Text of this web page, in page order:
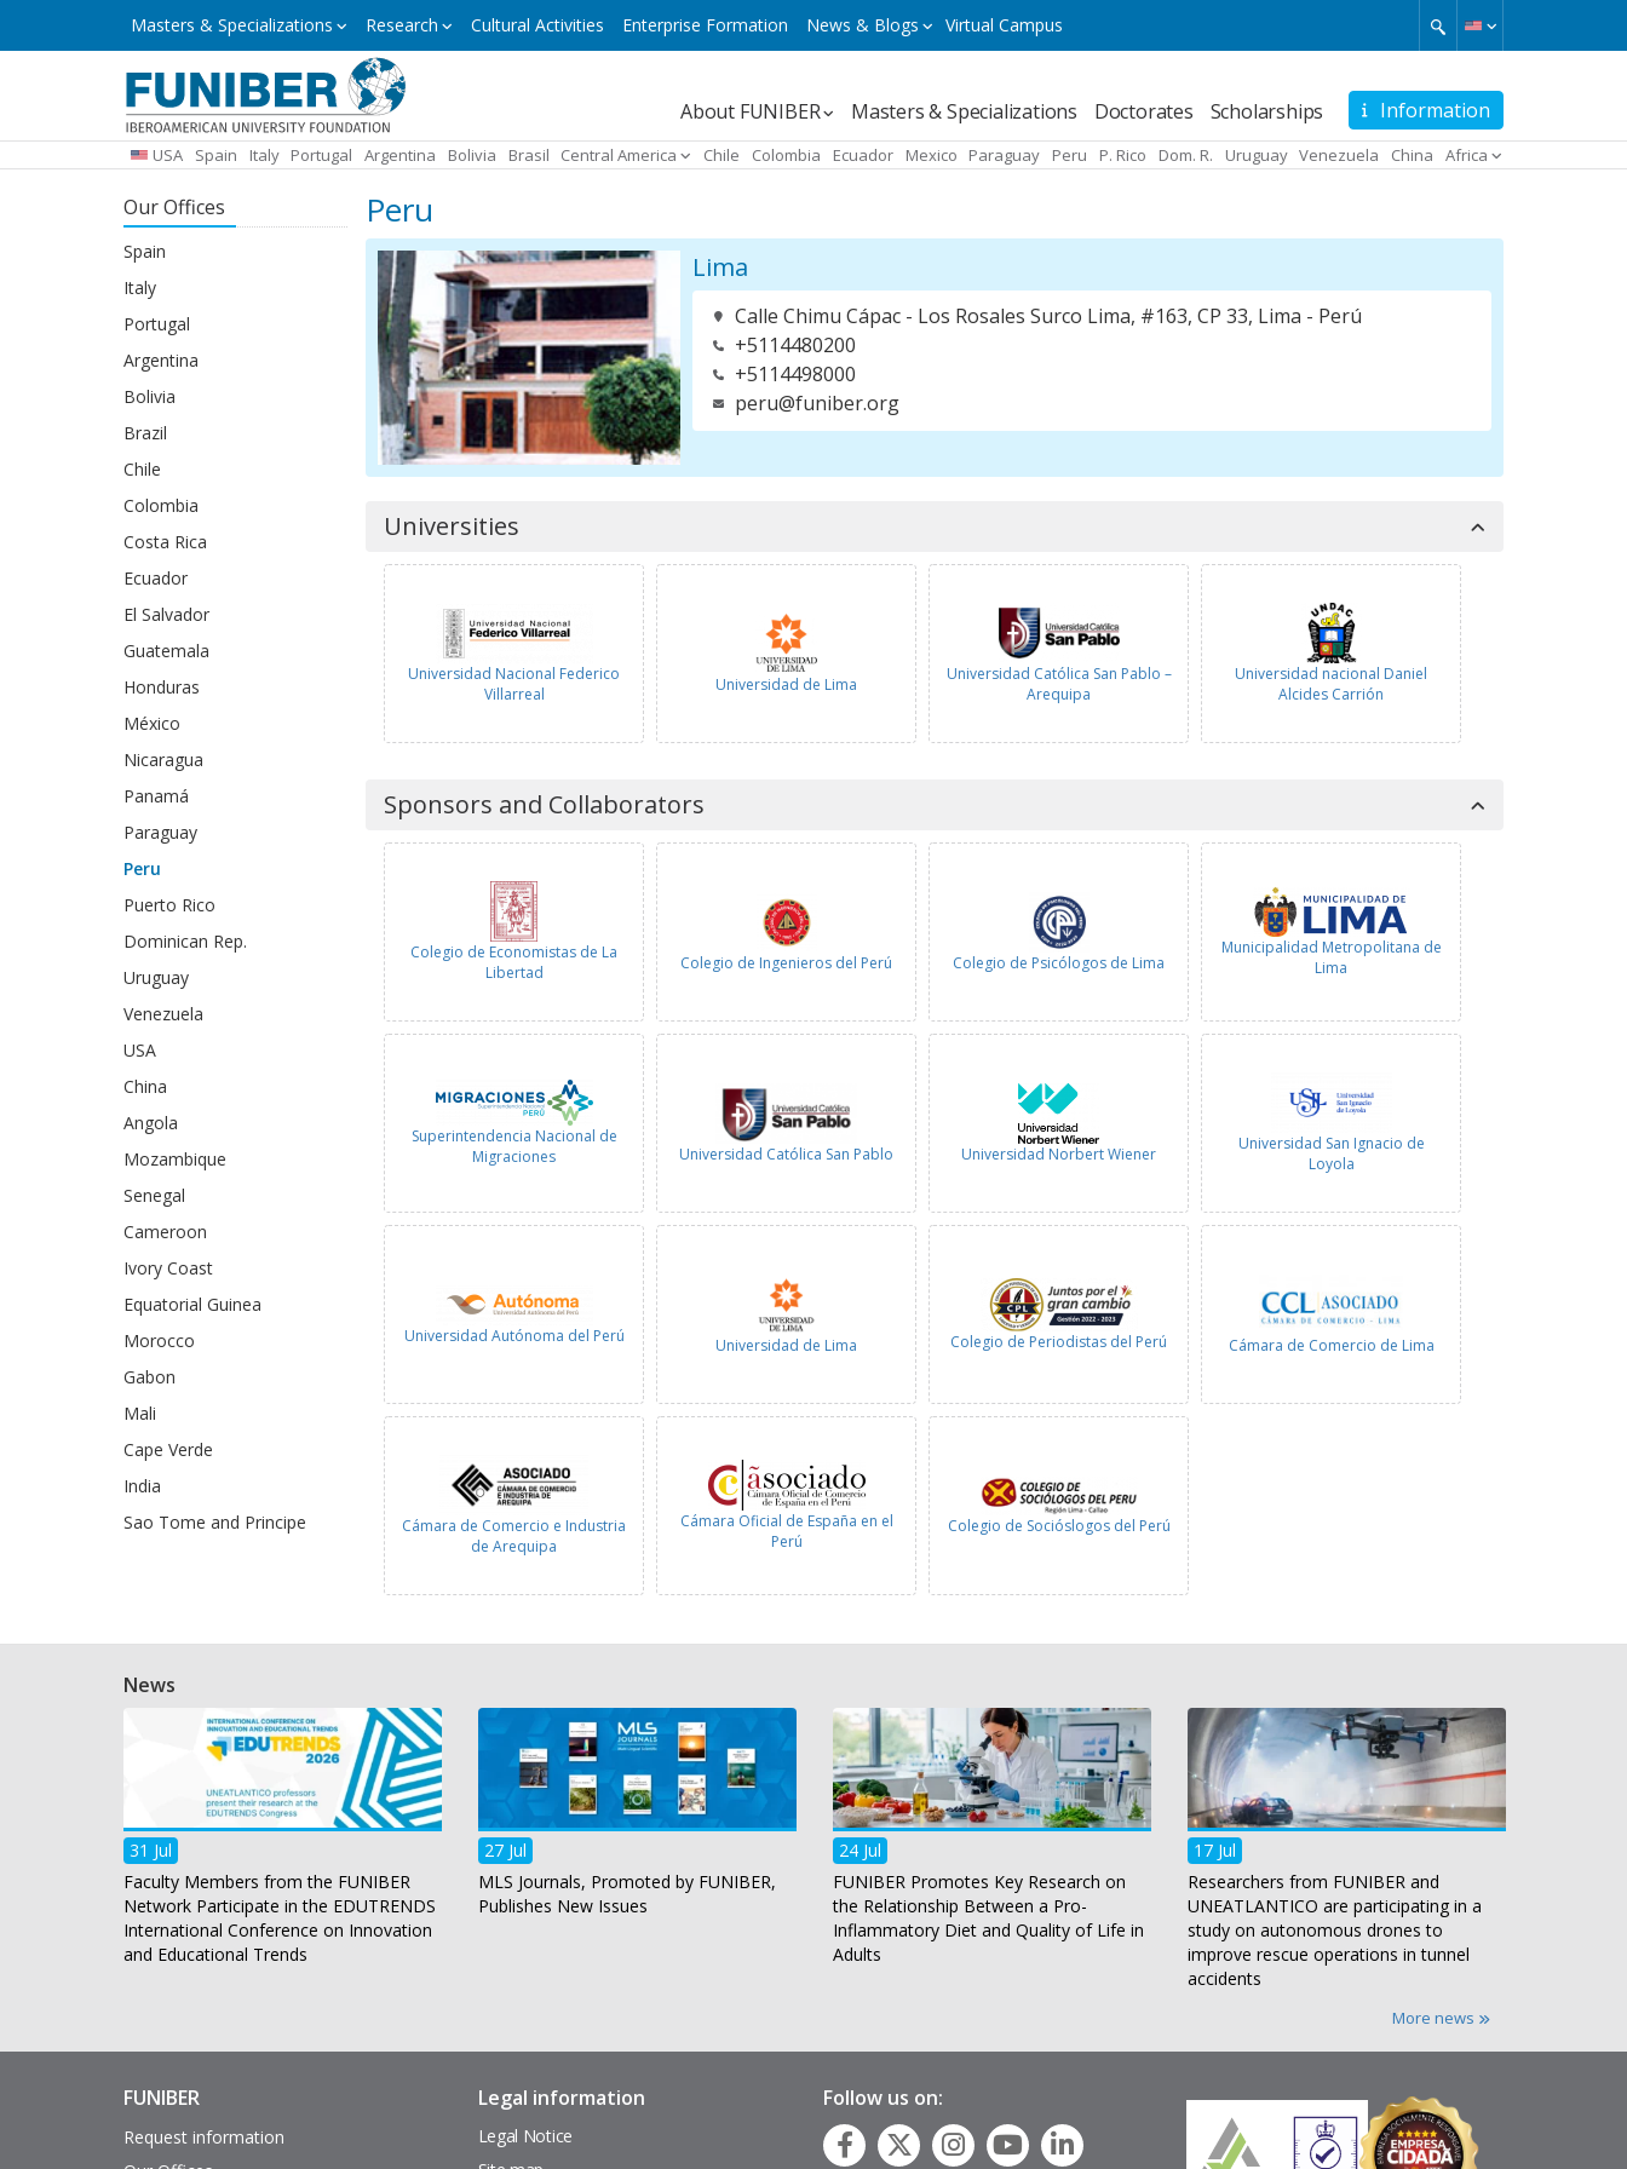
&
Masters & Specializations Research Cultural Activities Enterprise Formation News & Blogs Virtual Campus
Information
Navegación
principal
About FUNIBER Masters & Specializations Doctorates Scholarships
USA Spain Italy Portugal Argentina Bolivia Brasil Central America Chile Colombia Ecuador Mexico Paraguay Peru P. Rico Dom. R. Uruguay Venezuela China Africa
Our Offices
Spain
Italy
Portugal
Argentina
Bolivia
Brazil
Chile
Colombia
Costa Rica
Ecuador
El Salvador
Guatemala
Honduras
México
Nicaragua
Panamá
Paraguay
Peru
Puerto Rico
Dominican Rep.
Uruguay
Venezuela
USA
China
Angola
Mozambique
Senegal
Cameroon
Ivory Coast
Equatorial Guinea
Morocco
Gabon
Mali
Cape Verde
India
Sao Tome and Principe
Peru
Lima
Calle Chimu Cápac - Los Rosales Surco Lima, #163, CP 33, Lima - Perú
+5114480200
+5114498000
peru@funiber.org
Universities
Universidad Nacional Federico
Villarreal
Universidad de Lima
Universidad Católica San Pablo –
Arequipa
Universidad nacional Daniel
Alcides Carrión
Sponsors and Collaborators
Colegio de Economistas de La
Libertad
Colegio de Ingenieros del Perú Colegio de Psicólogos de Lima
Municipalidad Metropolitana de
Lima
Superintendencia Nacional de
Migraciones
Universidad Católica San Pablo Universidad Norbert Wiener
Universidad San Ignacio de
Loyola
Universidad Autónoma del Perú Universidad de Lima Colegio de Periodistas del Perú Cámara de Comercio de Lima
Cámara de Comercio e Industria
de Arequipa
Cámara Oficial de España en el
Perú
Colegio de Socióslogos del Perú
News
31 Jul
Faculty Members from the FUNIBER
Network Participate in the EDUTRENDS
International Conference on Innovation
and Educational Trends
27 Jul
MLS Journals, Promoted by FUNIBER,
Publishes New Issues
24 Jul
FUNIBER Promotes Key Research on
the Relationship Between a Pro-
Inflammatory Diet and Quality of Life in
Adults
17 Jul
Researchers from FUNIBER and
UNEATLANTICO are participating in a
study on autonomous drones to
improve rescue operations in tunnel
accidents
More news
Enlaces
interés
FUNIBER
Request information
Pie
página
Legal information
Legal Notice
Follow us on: